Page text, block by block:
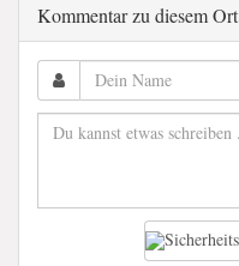
Kommentar zu diesem Ort